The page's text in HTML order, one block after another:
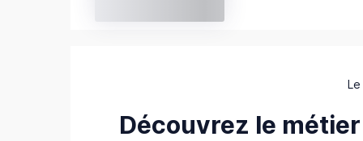
Découvrez le